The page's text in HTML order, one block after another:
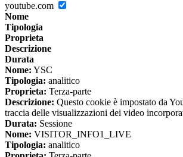
youtube.com
Nome
Tipologia
Proprieta
Descrizione
Durata
Nome: YSC
Tipologia: analitico
Proprieta: Terza-parte
Descrizione: Questo cookie è impostato da
traccia delle visualizzazioni dei video
Durata: Sessione
Nome: VISITOR_INFO1_LIVE
Tipologia: analitico